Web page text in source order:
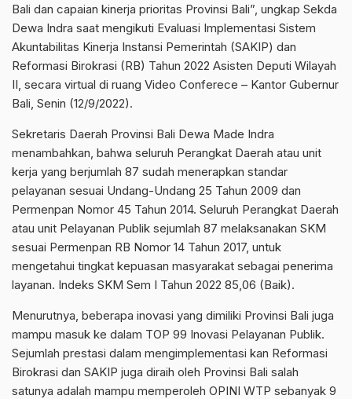
Bali dan capaian kinerja prioritas Provinsi Bali”, ungkap Sekda
Dewa Indra saat mengikuti Evaluasi Implementasi Sistem
Akuntabilitas Kinerja Instansi Pemerintah (SAKIP) dan
Reformasi Birokrasi (RB) Tahun 2022 Asisten Deputi Wilayah
II, secara virtual di ruang Video Conferece – Kantor Gubernur
Bali, Senin (12/9/2022).
Sekretaris Daerah Provinsi Bali Dewa Made Indra
menambahkan, bahwa seluruh Perangkat Daerah atau unit
kerja yang berjumlah 87 sudah menerapkan standar
pelayanan sesuai Undang-Undang 25 Tahun 2009 dan
Permenpan Nomor 45 Tahun 2014. Seluruh Perangkat Daerah
atau unit Pelayanan Publik sejumlah 87 melaksanakan SKM
sesuai Permenpan RB Nomor 14 Tahun 2017, untuk
mengetahui tingkat kepuasan masyarakat sebagai penerima
layanan. Indeks SKM Sem I Tahun 2022 85,06 (Baik).
Menurutnya, beberapa inovasi yang dimiliki Provinsi Bali juga
mampu masuk ke dalam TOP 99 Inovasi Pelayanan Publik.
Sejumlah prestasi dalam mengimplementasi kan Reformasi
Birokrasi dan SAKIP juga diraih oleh Provinsi Bali salah
satunya adalah mampu memperoleh OPINI WTP sebanyak 9